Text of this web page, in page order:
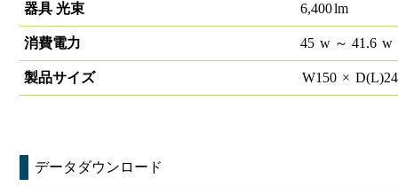
器具 光束 6,400lm
消費電力 45 w～ 41.6 w
製品サイズ W150 × D(L)
データダウンロード